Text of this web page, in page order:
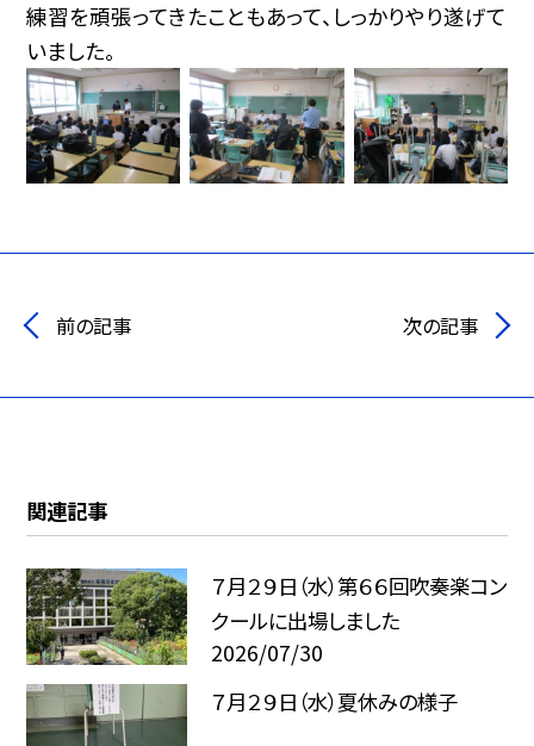
練習を頑張ってきたこともあって、しっかりやり遂げて
いました。
前の記事 次の記事
関連記事
７月２９日（水）第６６回吹奏楽コン
クールに出場しました
2026/07/30
７月２９日（水）夏休みの様子